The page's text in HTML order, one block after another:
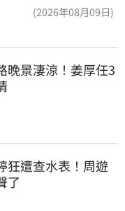
(2026年08月09日)
晚景淒涼！姜厚任3
狂遭查水表！周遊
了